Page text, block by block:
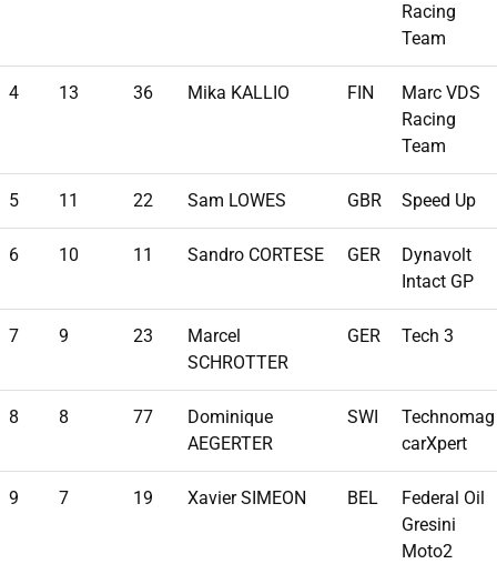
Racing
Team
4 13 36 Mika KALLIO FIN
Marc VDS
Racing
Team
5 11 22 Sam LOWES GBR Speed Up
6 10 11 Sandro CORTESE GER
Dynavolt
Intact GP
7 9 23
Marcel
SCHROTTER
GER Tech 3
8 8 77
Dominique
AEGERTER
SWI
Technomag
carXpert
9 7 19 Xavier SIMEON BEL
Federal Oil
Gresini
Moto2